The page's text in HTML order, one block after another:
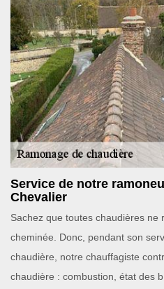
Service de notre
Chevalier
Sachez que toutes chaudières ne
cheminée. Donc, pendant son
chaudière, notre chauffagiste
chaudière : combustion, état des